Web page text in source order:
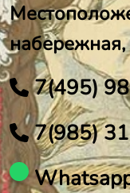
набережная,
7(495)
7(985)